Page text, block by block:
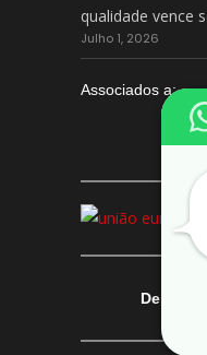
qualidade vence
Julho 1, 2026
Associados a:
Deixe-